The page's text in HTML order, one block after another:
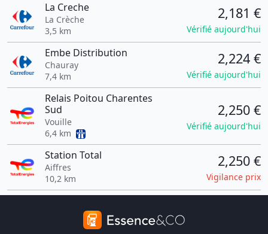
La Creche
La Crèche
3,5 km
2,181 €
Vérifié aujourd'hui
Embe Distribution
Chauray
7,4 km
2,224 €
Vérifié aujourd'hui
Relais Poitou Charentes
Sud
Vouille
6,4 km
2,250 €
Vérifié aujourd'hui
Station Total
Aiffres
10,2 km
2,250 €
Vigilance prix